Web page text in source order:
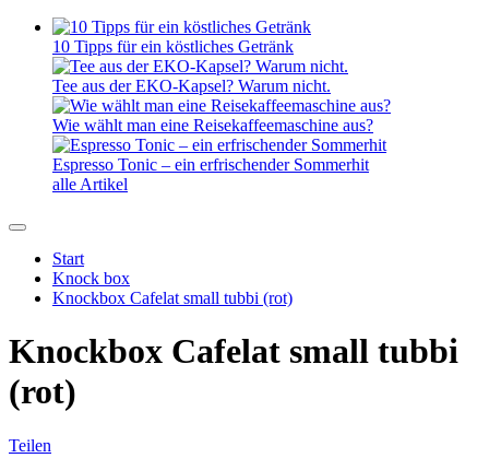
10 Tipps für ein köstliches Getränk
Tee aus der EKO-Kapsel? Warum nicht.
Wie wählt man eine Reisekaffeemaschine aus?
Espresso Tonic – ein erfrischender Sommerhit
alle Artikel
Start
Knock box
Knockbox Cafelat small tubbi (rot)
Knockbox Cafelat small tubbi
(rot)
Teilen